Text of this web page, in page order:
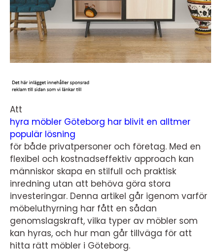
Att
hyra möbler Göteborg har blivit en alltmer
populär lösning
för både privatpersoner och företag. Med en
flexibel och kostnadseffektiv approach kan
människor skapa en stilfull och praktisk
inredning utan att behöva göra stora
investeringar. Denna artikel går igenom varför
möbeluthyrning har fått en sådan
genomslagskraft, vilka typer av möbler som
kan hyras, och hur man går tillväga för att
hitta rätt möbler i Göteborg.